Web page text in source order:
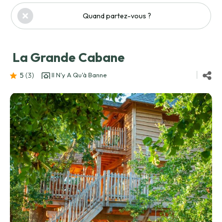
Quand partez-vous ?
La Grande Cabane
5 (3) Il N'y A Qu'à Banne